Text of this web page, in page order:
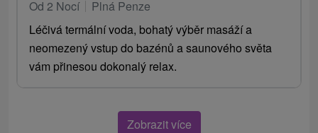
Od 2 Nocí
Plná Penze
Léčivá termální voda, bohatý výběr masáží a
neomezený vstup do bazénů a saunového světa
vám přinesou dokonalý relax.
Zobrazit více